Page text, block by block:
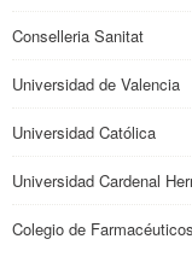
Conselleria Sanitat
Universidad de Valencia
Universidad Católica
Universidad Cardenal
Colegio de Farmacéuticos